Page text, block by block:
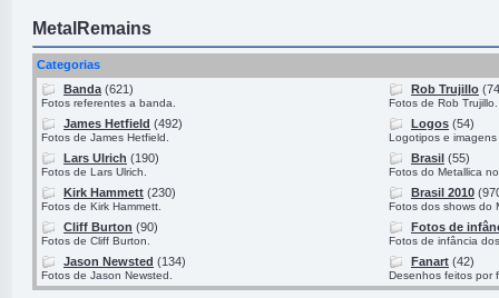
MetalRemains
Categorias
Banda (621)
Fotos referentes a banda.
James Hetfield (492)
Fotos de James Hetfield.
Lars Ulrich (190)
Fotos de Lars Ulrich.
Kirk Hammett (230)
Fotos de Kirk Hammett.
Cliff Burton (90)
Fotos de Cliff Burton.
Jason Newsted (134)
Fotos de Jason Newsted.
Rob Trujillo
Fotos de Rob Trujillo.
Logos (54)
Logotipos e
Brasil (55)
Fotos do Metallica
Brasil 2010
Fotos dos shows do
Fotos de
Fotos de infância
Fanart (42)
Desenhos feitos por